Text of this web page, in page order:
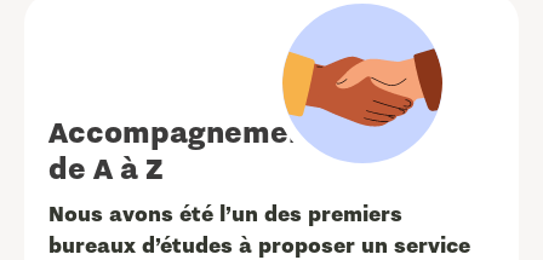
Accompagnement
de A à Z
Nous avons été l’un des premiers
bureaux d’études à proposer un service